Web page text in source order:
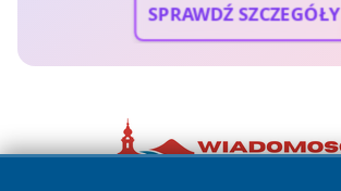
SPRAWDŹ SZCZEGÓŁY